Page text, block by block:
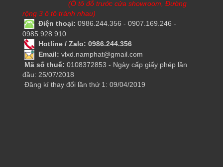
(Ô tô đỗ trước cửa showroom, Đường
rộng 3 ô tô tránh nhau)
Điện thoại: 0986.244.356 - 0907.169.246 -
0985.928.910
Hotline / Zalo: 0986.244.356
Email: vlxd.namphat@gmail.com
Mã số thuế: 0108372853 - Ngày cấp giấy phép lần
đầu: 25/07/2018
Đăng kí thay đổi lần thứ 1: 09/04/2019